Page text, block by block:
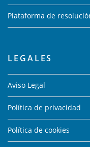
Plataforma de
LEGALES
Aviso Legal
Política de privacidad
Política de cookies